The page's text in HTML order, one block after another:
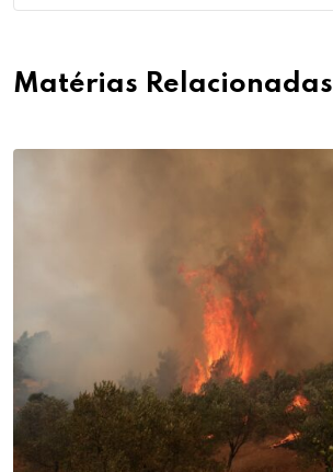
Matérias Relacionadas